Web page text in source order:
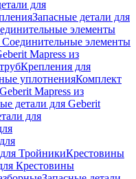
для
Запасные детали для
элементы
Соединительные элементы
Mapress из
Крепления для
уплотненияКомплект
Geberit Mapress из
детали для Geberit
для
ТройникиКрестовины
Крестовины